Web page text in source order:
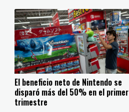
2025, con fuerte aumento de
notificaciones relacionadas con la
extrema derecha, según un informe
anual publicado este jueves.
El beneficio neto de Nintendo se
disparó más del 50% en el primer
trimestre